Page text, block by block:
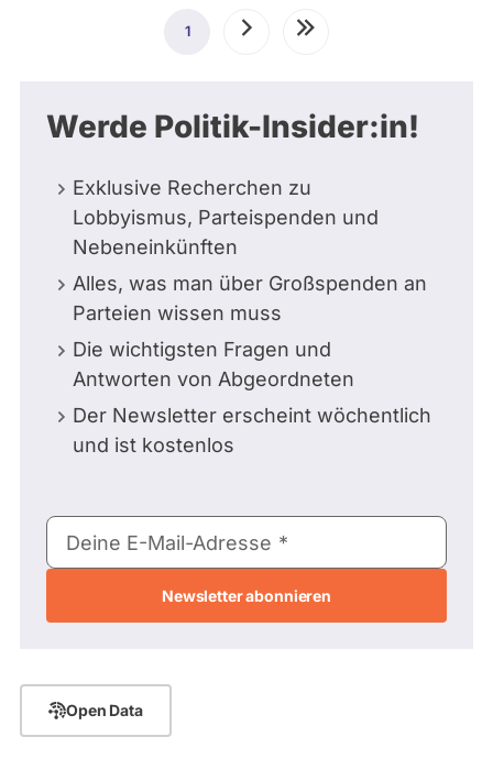
Seitennummerierung
Aktuelle
1 NächsteLetzte
Werde Politik-Insider:in!
Exklusive Recherchen zu
Lobbyismus, Parteispenden und
Nebeneinkünften
Alles, was man über Großspenden an
Parteien wissen muss
Die wichtigsten Fragen und
Antworten von Abgeordneten
Der Newsletter erscheint wöchentlich
und ist kostenlos
E-
Mail-
Deine E-Mail-Adresse
Open Data